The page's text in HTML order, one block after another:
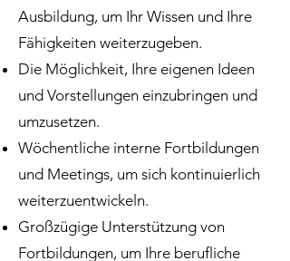
Ausbildung, um Ihr Wissen und Ihre
Fähigkeiten weiterzugeben.
Die Möglichkeit, Ihre eigenen Ideen
und Vorstellungen einzubringen und
umzusetzen.
Wöchentliche interne Fortbildungen
und Meetings, um sich kontinuierlich
weiterzuentwickeln.
Großzügige Unterstützung von
Fortbildungen, um Ihre berufliche